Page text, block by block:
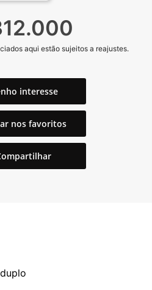
aqui estão sujeitos a reajustes.
interesse
nos favoritos